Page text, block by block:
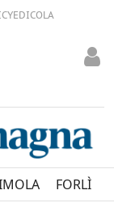
EDICOLA
FORLÌ